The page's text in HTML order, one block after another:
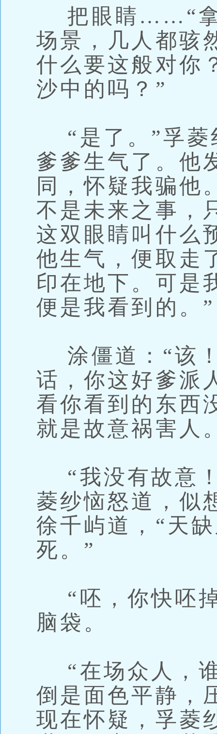
把眼睛……“拿
场景，几人都骇
什么要这般对你
沙中的吗？”
“是了。”孚菱
爹爹生气了。他
同，怀疑我骗他
不是未来之事，
这双眼睛叫什么
他生气，便取走
印在地下。可是
便是我看到的。”
涂僵道：“该
话，你这好爹派
看你看到的东西
就是故意祸害人
“我没有故意
菱纱恼怒道，似
徐千屿道，“天
死。”
“呸，你快呸
脑袋。
“在场众人，
倒是面色平静，
现在怀疑，孚菱